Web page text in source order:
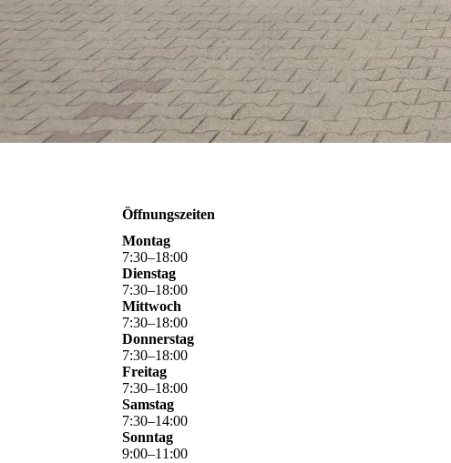
Öffnungszeiten
Montag
7:30–18:00
Dienstag
7:30–18:00
Mittwoch
7:30–18:00
Donnerstag
7:30–18:00
Freitag
7:30–18:00
Samstag
7:30–14:00
Sonntag
9:00–11 :00